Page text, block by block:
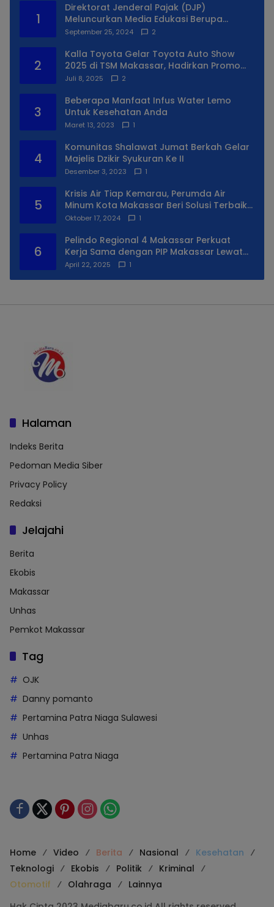
1
Direktorat Jenderal Pajak (DJP)
Meluncurkan Media Edukasi Berupa
Simulator Coretax
September 25, 2024 2
2
Kalla Toyota Gelar Toyota Auto Show
2025 di TSM Makassar, Hadirkan Promo
Spesial
Juli 8, 2025 2
3
Beberapa Manfaat Infus Water Lemo
Untuk Kesehatan Anda
Maret 13, 2023 1
4
Komunitas Shalawat Jumat Berkah Gelar
Majelis Dzikir Syukuran Ke II
Desember 3, 2023 1
5
Krisis Air Tiap Kemarau, Perumda Air
Minum Kota Makassar Beri Solusi Terbaik
Untuk Daerah Utara Kota
Oktober 17, 2024 1
6
Pelindo Regional 4 Makassar Perkuat
Kerja Sama dengan PIP Makassar Lewat
Praktek Lapangan
April 22, 2025 1
Halaman
Indeks Berita
Pedoman Media Siber
Privacy Policy
Redaksi
Jelajahi
Berita
Ekobis
Makassar
Unhas
Pemkot Makassar
Tag
OJK
Danny pomanto
Pertamina Patra Niaga Sulawesi
Unhas
Pertamina Patra Niaga
Home Video Berita Nasional
Kesehatan
Teknologi
Ekobis Politik
Kriminal
Otomotif
Olahraga
Lainnya